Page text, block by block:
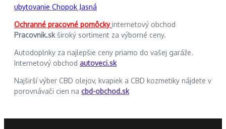
ubytovanie Chopok Jasná
Ochranné pracovné pomôckyinternetový obchod
Pracovnik.skširoký sortiment za výborné ceny.
Autodoplnky za najlepšie ceny priamo do vašej garáže.
Internetový obchod autoveci.sk
Najširší výber CBD olejov, kvapiek a CBD kozmetiky nájdete v
porovnávači cien na cbd-obchod.sk